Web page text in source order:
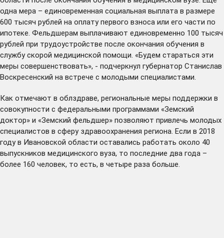
одна мера – единовременная социальная выплата в размере
600 тысяч рублей на оплату первого взноса или его части по
ипотеке. Фельдшерам выплачивают единовременно 100 тысяч
рублей при трудоустройстве после окончания обучения в
службу скорой медицинской помощи. «Будем стараться эти
меры совершенствовать», - подчеркнул губернатор Станислав
Воскресенский на встрече с молодыми специалистами.
Как отмечают в облздраве, региональные меры поддержки в
совокупности с федеральными программами «Земский
доктор» и «Земский фельдшер» позволяют привлечь молодых
специалистов в сферу здравоохранения региона. Если в 2018
году в Ивановской области оставались работать около 40
выпускников медицинского вуза, то последние два года –
более 160 человек, то есть, в четыре раза больше.